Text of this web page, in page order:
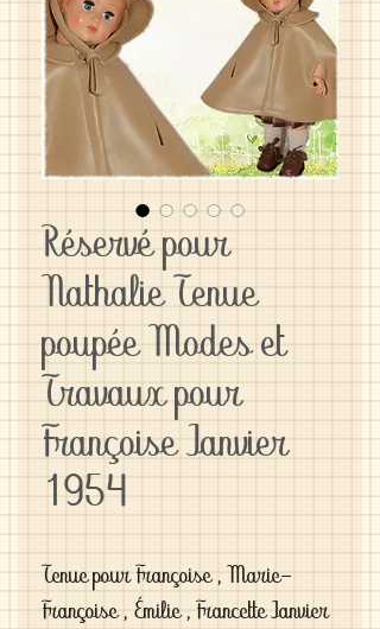
Réservé pour
Nathalie Tenue
poupée Modes et
Travaux pour
Françoise Janvier
1954
Tenue pour Françoise , Marie-
Françoise , Émilie , Francette Janvier